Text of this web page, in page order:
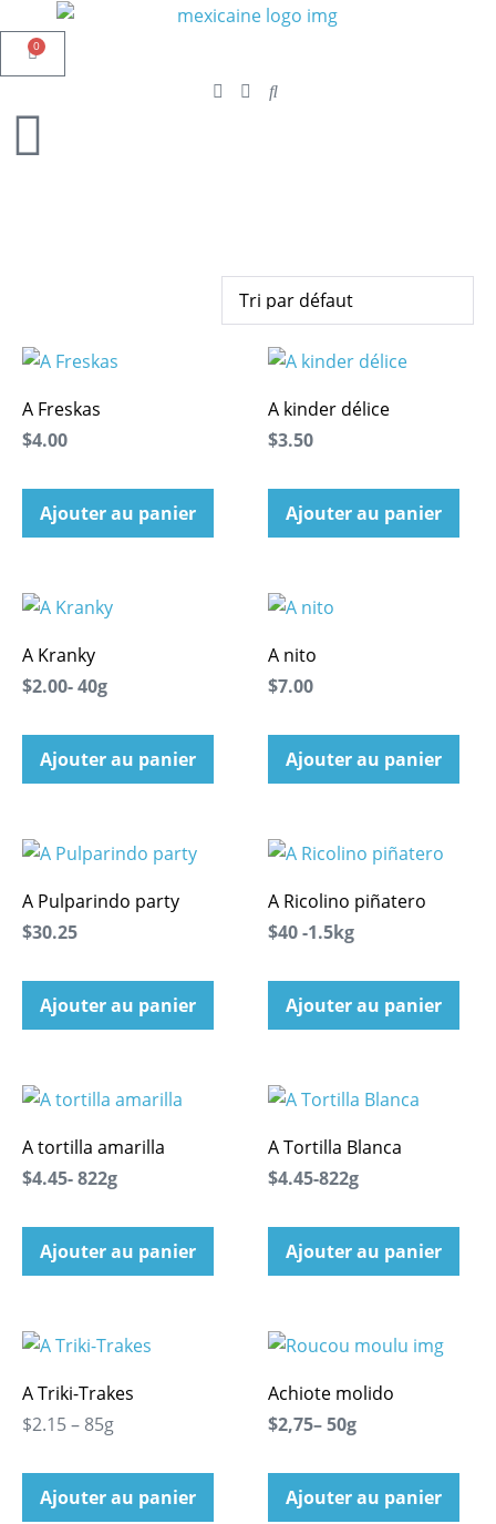
0
A Freskas
$4.00
Ajouter au panier
A kinder délice
$3.50
Ajouter au panier
A Kranky
$2.00- 40g
Ajouter au panier
A nito
$7.00
Ajouter au panier
A Pulparindo party
$30.25
Ajouter au panier
A Ricolino piñatero
$40 -1.5kg
Ajouter au panier
A tortilla amarilla
$4.45- 822g
Ajouter au panier
A Tortilla Blanca
$4.45-822g
Ajouter au panier
A Triki-Trakes
$2.15 – 85g
Ajouter au panier
Achiote molido
$2,75– 50g
Ajouter au panier